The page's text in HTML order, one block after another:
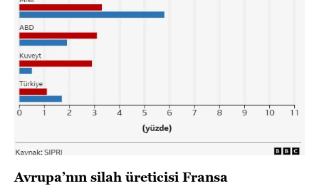
Avrupa’nın silah üreticisi Fransa